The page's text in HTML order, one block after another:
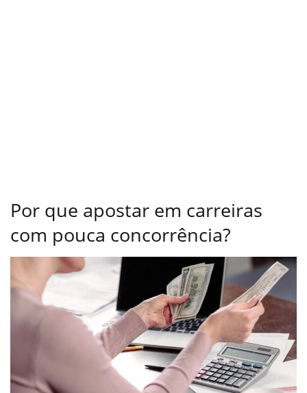
Por que apostar em carreiras
com pouca concorrência?